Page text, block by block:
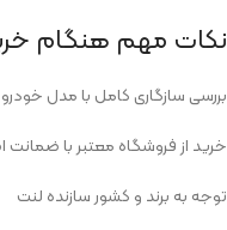
نکات مهم هنگام
بررسی سازگاری کامل با مدل خودرو
خرید از فروشگاه معتبر با ضمانت
توجه به برند و کشور سازنده لنت